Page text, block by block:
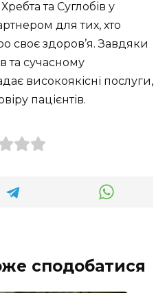
та Суглобів у
для тих, хто
своє здоров’я. Завдяки
та сучасному
високоякісні послуги,
пацієнтів.
сподобатися